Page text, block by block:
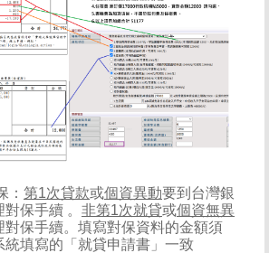
： 第1次貸款或個資異動要到台灣銀
保手續 。 非第1次就貸或個資無異
對保手續。填寫對保資料的金額須
統填寫的「就貸申請書」一致